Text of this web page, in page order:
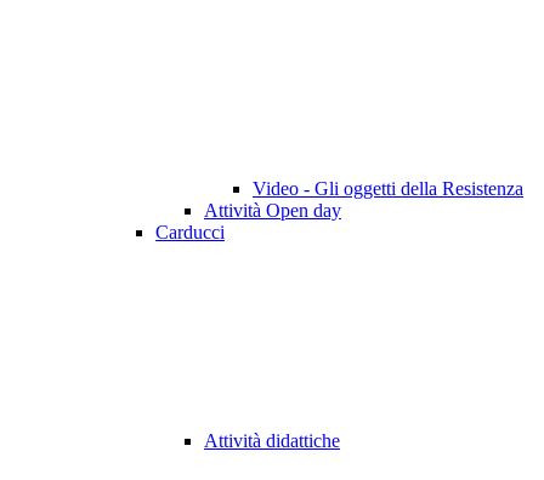
Video - Gli oggetti della Resistenza
Attività Open day
Carducci
Attività didattiche